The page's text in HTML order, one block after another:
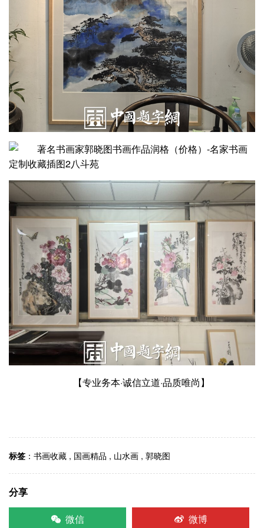
【专业务本·诚信立道·品质唯尚】
标签 ： 书画收藏 , 国画精品 , 山水画 , 郭晓图
分享
微信
微博